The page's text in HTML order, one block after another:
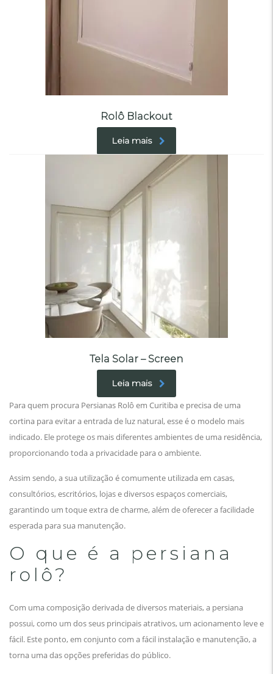
Para quem procura Persianas Rolô em Curitiba e precisa de uma
cortina para evitar a entrada de luz natural, esse é o modelo mais
indicado. Ele protege os mais diferentes ambientes de uma residência,
proporcionando toda a privacidade para o ambiente.
Assim sendo, a sua utilização é comumente utilizada em casas,
consultórios, escritórios, lojas e diversos espaços comerciais,
garantindo um toque extra de charme, além de oferecer a facilidade
esperada para sua manutenção.
O que é a persiana
rolô?
Com uma composição derivada de diversos materiais, a persiana
possui, como um dos seus principais atrativos, um acionamento leve e
fácil. Este ponto, em conjunto com a fácil instalação e manutenção, a
torna uma das opções preferidas do público.
Rolô Blackout
Leia mais
Tela Solar – Screen
Leia mais